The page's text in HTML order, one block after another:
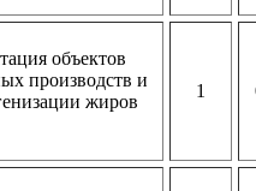
объектов
производств и
жиров
1